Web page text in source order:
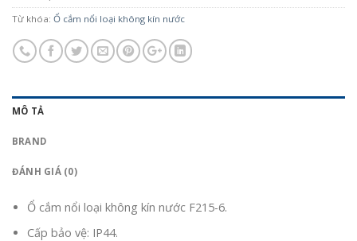
Từ khóa: Ổ cắm nổi loại không kín nước
MÔ TẢ
BRAND
ĐÁNH GIÁ (0)
Ổ cắm nổi loại không kín nước F215-6.
Cấp bảo vệ: IP44.